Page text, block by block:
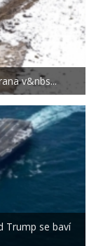
v&nbs...
Trump se baví